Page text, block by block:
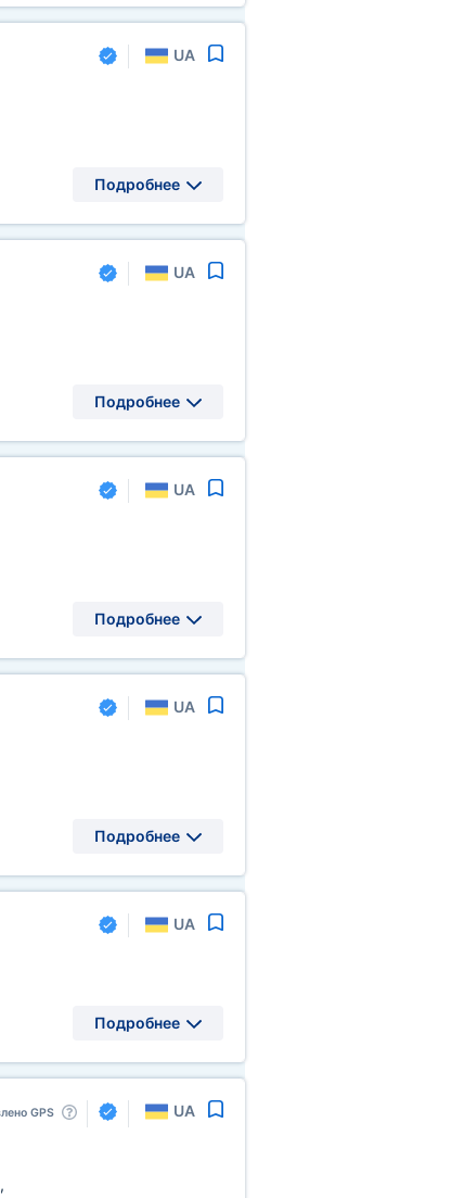
UA
Подробнее
UA
Подробнее
UA
Подробнее
UA
Подробнее
UA
Подробнее
GPS UA
,